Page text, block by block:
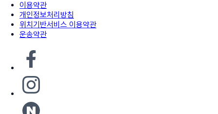
이용약관
개인정보처리방침
위치기반서비스 이용약관
운송약관